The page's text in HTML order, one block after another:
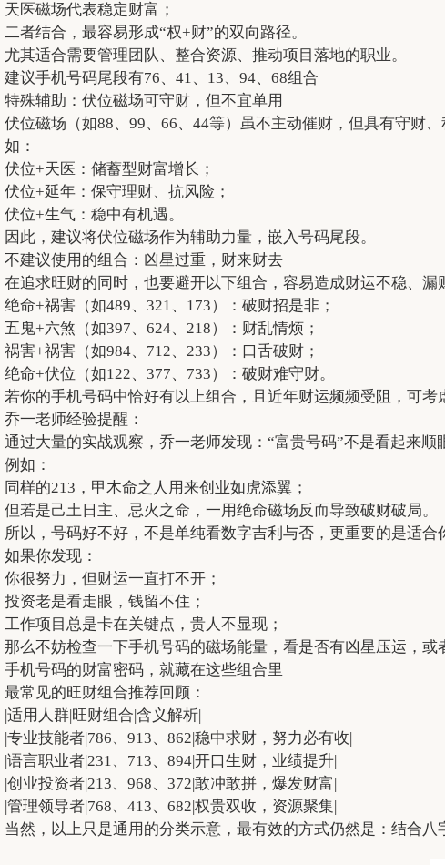
天医磁场代表稳定财富；
二者结合，最容易形成“权+财”的双向路径。
尤其适合需要管理团队、整合资源、推动项目落地的职业。
建议手机号码尾段有76、41、13、94、68组合
特殊辅助：伏位磁场可守财，但不宜单用
伏位磁场（如88、99、66、44等）虽不主动催财，但具有守财
如：
伏位+天医：储蓄型财富增长；
伏位+延年：保守理财、抗风险；
伏位+生气：稳中有机遇。
因此，建议将伏位磁场作为辅助力量，嵌入号码尾段。
不建议使用的组合：凶星过重，财来财去
在追求旺财的同时，也要避开以下组合，容易造成财运不稳、漏
绝命+祸害（如489、321、173）：破财招是非；
五鬼+六煞（如397、624、218）：财乱情烦；
祸害+祸害（如984、712、233）：口舌破财；
绝命+伏位（如122、377、733）：破财难守财。
若你的手机号码中恰好有以上组合，且近年财运频频受阻，可考
乔一老师经验提醒：
通过大量的实战观察，乔一老师发现：“富贵号码”不是看起来
例如：
同样的213，甲木命之人用来创业如虎添翼；
但若是己土日主、忌火之命，一用绝命磁场反而导致破财破局。
所以，号码好不好，不是单纯看数字吉利与否，更重要的是适合
如果你发现：
你很努力，但财运一直打不开；
投资老是看走眼，钱留不住；
工作项目总是卡在关键点，贵人不显现；
那么不妨检查一下手机号码的磁场能量，看是否有凶星压运，或
手机号码的财富密码，就藏在这些组合里
最常见的旺财组合推荐回顾：
|适用人群|旺财组合|含义解析|
|专业技能者|786、913、862|稳中求财，努力必有收|
|语言职业者|231、713、894|开口生财，业绩提升|
|创业投资者|213、968、372|敢冲敢拼，爆发财富|
|管理领导者|768、413、682|权贵双收，资源聚集|
当然，以上只是通用的分类示意，最有效的方式仍然是：结合